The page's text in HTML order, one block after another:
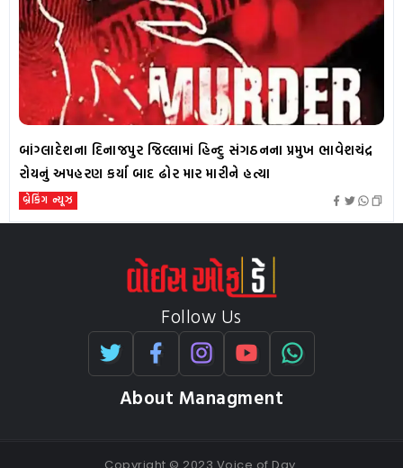
બાંગ્લાદેશના દિનાજપુર જિલ્લામાં હિન્દુ સંગઠનના પ્રમુખ ભાવેશચંદ્ર
રોયનું અપહરણ કર્યા બાદ ઢોર માર મારીને હત્યા
બ્રેકિંગ ન્યૂઝ
Follow Us
About Managment